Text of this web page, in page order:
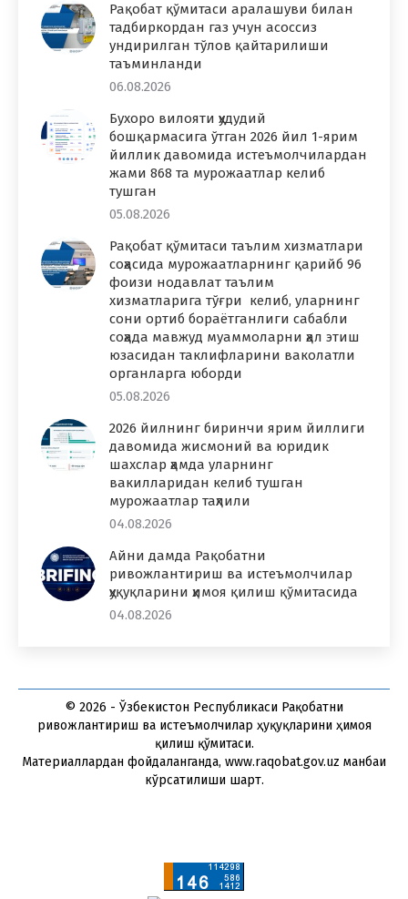
Рақобат қўмитаси аралашуви билан
тадбиркордан газ учун асоссиз
ундирилган тўлов қайтарилиши
таъминланди
06.08.2026
Бухоро вилояти ҳудудий
бошқармасига ўтган 2026 йил 1-ярим
йиллик давомида истеъмолчилардан
жами 868 та мурожаатлар келиб
тушган
05.08.2026
Рақобат қўмитаси таълим хизматлари
соҳасида мурожаатларнинг қарийб 96
фоизи нодавлат таълим
хизматларига тўғри келиб, уларнинг
сони ортиб бораётганлиги сабабли
соҳада мавжуд муаммоларни ҳал этиш
юзасидан таклифларини ваколатли
органларга юборди
05.08.2026
2026 йилнинг биринчи ярим йиллиги
давомида жисмоний ва юридик
шахслар ҳамда уларнинг
вакилларидан келиб тушган
мурожаатлар таҳлили
04.08.2026
Айни дамда Рақобатни
ривожлантириш ва истеъмолчилар
ҳуқуқларини ҳимоя қилиш қўмитасида
04.08.2026
© 2026 - Ўзбекистон Республикаси Рақобатни
ривожлантириш ва истеъмолчилар ҳуқуқларини ҳимоя
қилиш қўмитаси.
Материаллардан фойдаланганда, www.raqobat.gov.uz манбаи
кўрсатилиши шарт.